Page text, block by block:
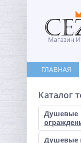
Магазин
ГЛАВНАЯ
Каталог
Душевые
Душевые